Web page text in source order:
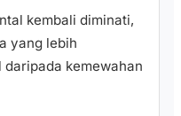
kembali diminati,
yang lebih
kemewahan